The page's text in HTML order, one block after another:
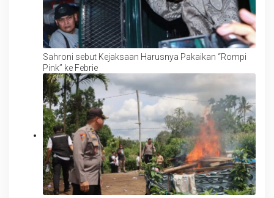
Sahroni sebut Kejaksaan Harusnya Pakaikan “Rompi
Pink” ke Febrie